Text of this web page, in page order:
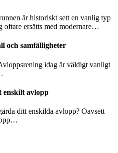
är historiskt sett en vanlig typ
oftare ersätts med modernare…
och samfälligheter
idag är väldigt vanligt
enskilt avlopp
ditt enskilda avlopp? Oavsett